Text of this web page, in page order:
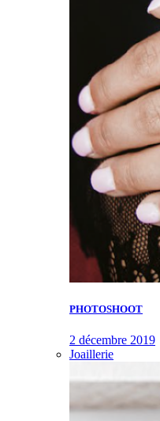
PHOTOSHOOT
2 décembre 2019
Joaillerie